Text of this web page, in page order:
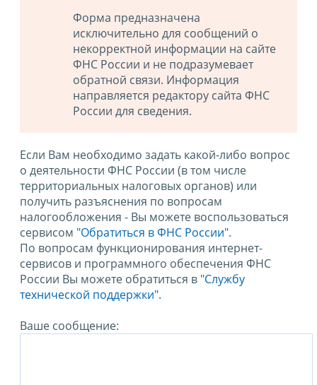
Форма предназначена
исключительно для сообщений о
некорректной информации на сайте
ФНС России и не подразумевает
обратной связи. Информация
направляется редактору сайта ФНС
России для сведения.
Если Вам необходимо задать какой-либо вопрос
о деятельности ФНС России (в том числе
территориальных налоговых органов) или
получить разъяснения по вопросам
налогообложения - Вы можете воспользоваться
сервисом "Обратиться в ФНС России".
По вопросам функционирования интернет-
сервисов и программного обеспечения ФНС
России Вы можете обратиться в "Службу
технической поддержки".
Ваше сообщение: